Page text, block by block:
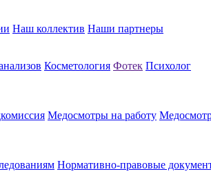
Наш коллектив Наши партнеры
Косметология Фотек Психолог
Медосмотры на работу
Нормативно-правовые